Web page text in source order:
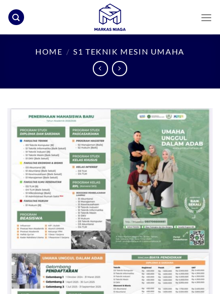
to
HOME / S1 TEKNIK MESIN UMAHA